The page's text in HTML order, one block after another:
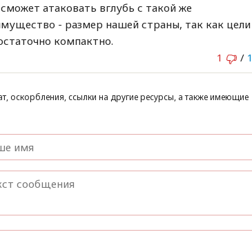
атаковать вглубь с такой же
- размер нашей страны, так как цели
компактно.
1
/ 1
оскорбления, ссылки на другие ресурсы, а также имеющие